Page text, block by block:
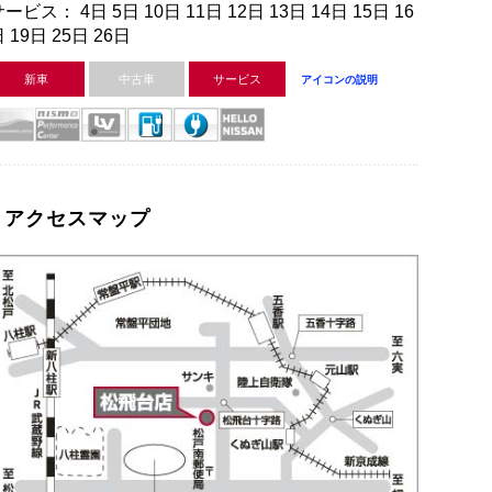
ービス： 4日 5日 10日 11日 12日 13日 14日 15日 16
19日 25日 26日
新車 中古車 サービス アイコンの説明
アクセスマップ